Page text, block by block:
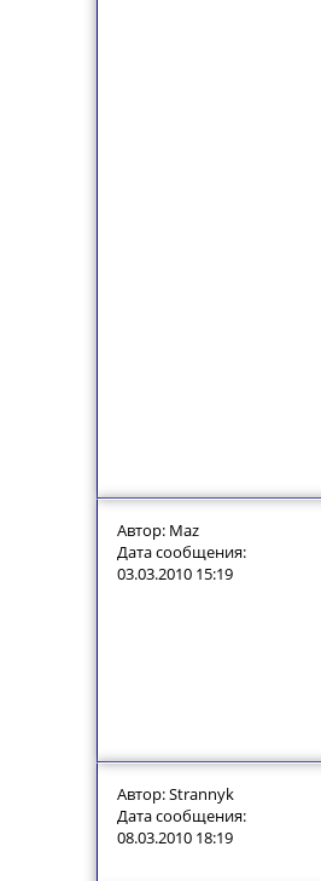
Автор: Maz
Дата сообщения:
03.03.2010 15:19
Автор: Strannyk
Дата сообщения:
08.03.2010 18:19